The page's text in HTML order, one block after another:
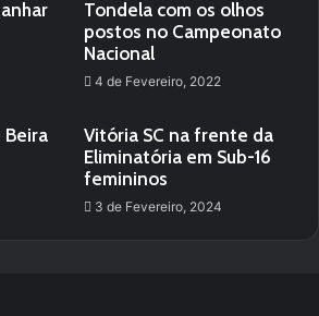
Tondela com os olhos
postos no Campeonato
Nacional
4 de Fevereiro, 2022
Beira
Vitória SC na frente da
Eliminatória em Sub-16
femininos
3 de Fevereiro, 2024